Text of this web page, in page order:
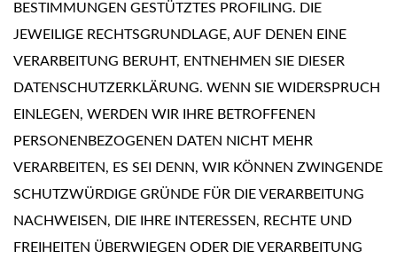
BESTIMMUNGEN GESTÜTZTES PROFILING. DIE
JEWEILIGE RECHTSGRUNDLAGE, AUF DENEN EINE
VERARBEITUNG BERUHT, ENTNEHMEN SIE DIESER
DATENSCHUTZERKLÄRUNG. WENN SIE WIDERSPRUCH
EINLEGEN, WERDEN WIR IHRE BETROFFENEN
PERSONENBEZOGENEN DATEN NICHT MEHR
VERARBEITEN, ES SEI DENN, WIR KÖNNEN ZWINGENDE
SCHUTZWÜRDIGE GRÜNDE FÜR DIE VERARBEITUNG
NACHWEISEN, DIE IHRE INTERESSEN, RECHTE UND
FREIHEITEN ÜBERWIEGEN ODER DIE VERARBEITUNG